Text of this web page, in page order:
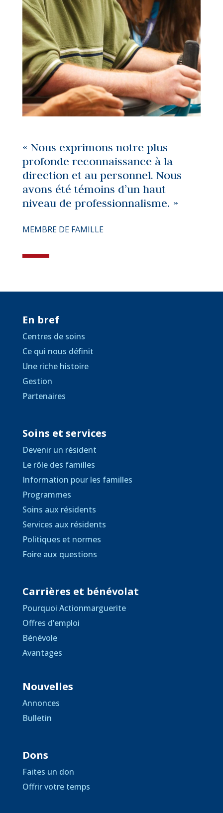
« Nous exprimons notre plus
profonde reconnaissance à la
direction et au personnel. Nous
avons été témoins d’un haut
niveau de professionnalisme. »
MEMBRE DE FAMILLE
En bref
Centres de soins
Ce qui nous définit
Une riche histoire
Gestion
Partenaires
Soins et services
Devenir un résident
Le rôle des familles
Information pour les familles
Programmes
Soins aux résidents
Services aux résidents
Politiques et normes
Foire aux questions
Carrières et bénévolat
Pourquoi Actionmarguerite
Offres d’emploi
Bénévole
Avantages
Nouvelles
Annonces
Bulletin
Dons
Faites un don
Offrir votre temps